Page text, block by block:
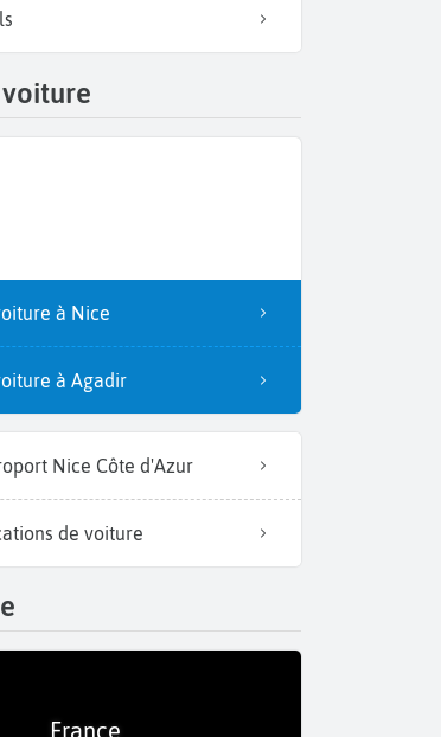
à Nice
à Agadir
Nice Côte d'Azur
de voiture
France